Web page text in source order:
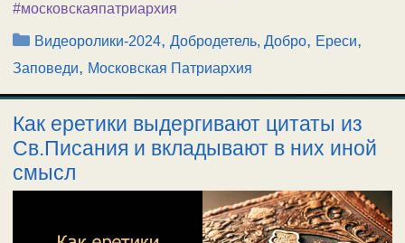
#московскаяпатриархия
Рубрики
Видеоролики-2024,Добродетель, Добро, Ереси,
Заповеди, Московская Патриархия
Как еретики выдергивают цитаты из
Св.Писания и вкладывают в них иной
смысл